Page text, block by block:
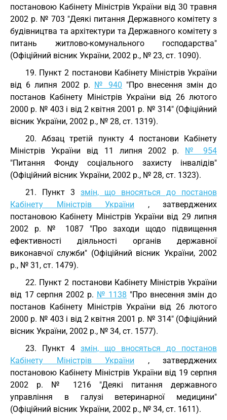
постановою Кабінету Міністрів України від 30 травня
2002 р. № 703 "Деякі питання Державного комітету з
будівництва та архітектури та Державного комітету з
питань житлово-комунального господарства"
(Офіційний вісник України, 2002 р., № 23, ст. 1090).
19. Пункт 2 постанови Кабінету Міністрів України
від 6 липня 2002 р. № 940 "Про внесення змін до
постанов Кабінету Міністрів України від 26 лютого
2000 р. № 403 і від 2 квітня 2001 р. № 314" (Офіційний
вісник України, 2002 р., № 28, ст. 1319).
20. Абзац третій пункту 4 постанови Кабінету
Міністрів України від 11 липня 2002 р. № 954
"Питання Фонду соціального захисту інвалідів"
(Офіційний вісник України, 2002 р., № 28, ст. 1323).
21. Пункт 3 змін, що вносяться до постанов
Кабінету Міністрів України , затверджених
постановою Кабінету Міністрів України від 29 липня
2002 р. № 1087 "Про заходи щодо підвищення
ефективності діяльності органів державної
виконавчої служби" (Офіційний вісник України, 2002
р., № 31, ст. 1479).
22. Пункт 2 постанови Кабінету Міністрів України
від 17 серпня 2002 р. № 1138 "Про внесення змін до
постанов Кабінету Міністрів України від 26 лютого
2000 р. № 403 і від 2 квітня 2001 р. № 314" (Офіційний
вісник України, 2002 р., № 34, ст. 1577).
23. Пункт 4 змін, що вносяться до постанов
Кабінету Міністрів України , затверджених
постановою Кабінету Міністрів України від 19 серпня
2002 р. № 1216 "Деякі питання державного
управління в галузі ветеринарної медицини"
(Офіційний вісник України, 2002 р., № 34, ст. 1611).